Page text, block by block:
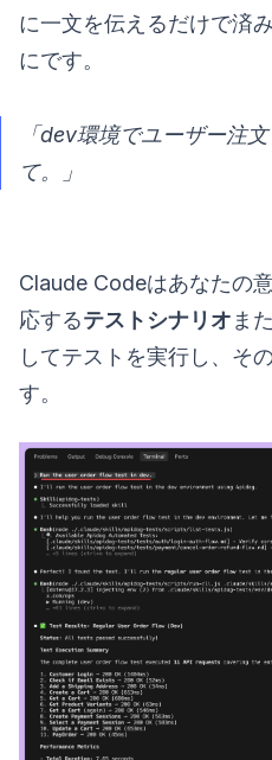
に一文を伝えるだけで済
にです。
「dev環境でユーザー注
て。」
Claude Codeはあなたの
応するテストシナリオ ま
してテストを実行し、そ
す。